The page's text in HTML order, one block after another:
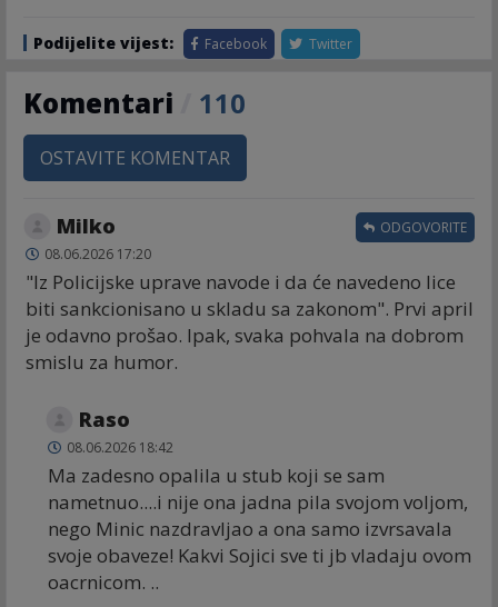
Podijelite vijest: Facebook Twitter
Komentari 110
OSTAVITE KOMENTAR
Milko
08.06.2026 17:20
"Iz Policijske uprave navode i da će navedeno lice
biti sankcionisano u skladu sa zakonom". Prvi april
je odavno prošao. Ipak, svaka pohvala na dobrom
smislu za humor.
ODGOVORITE
Raso
08.06.2026 18:42
Ma zadesno opalila u stub koji se sam
nametnuo....i nije ona jadna pila svojom voljom,
nego Minic nazdravljao a ona samo izvrsavala
svoje obaveze! Kakvi Sojici sve ti jb vladaju ovom
oacrnicom. ..